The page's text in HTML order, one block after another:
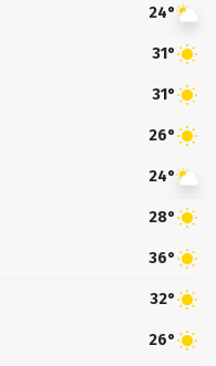
24°
31°
31°
26°
24°
28°
36°
32°
26°